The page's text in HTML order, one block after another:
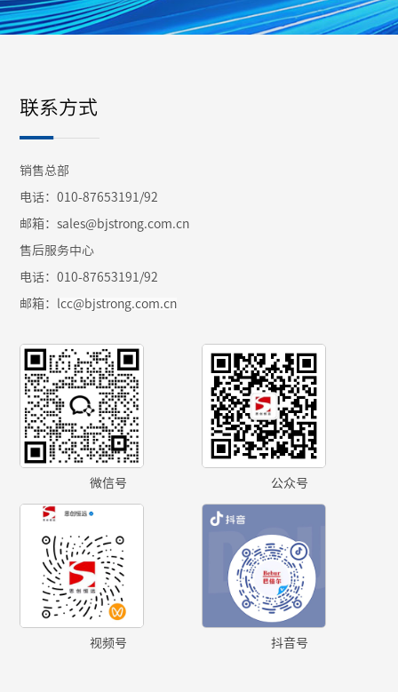
微信号 公众号
视频号 抖音号
联系方式
销售总部
电话：010-87653191/92
邮箱：sales@bjstrong.com.cn
售后服务中心
电话：010-87653191/92
邮箱： lcc@bjstrong.com.cn